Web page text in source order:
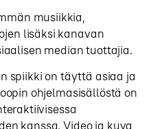
musiikkia,
lisäksi kanavan
median tuottajia.
spiikki on täyttä asiaa ja
ohjelmasisällöstä on
kanssa. Video ja kuva